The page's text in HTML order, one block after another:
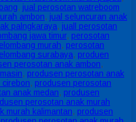
, jual perosotan watreboom
ambon, jual seluncuran anak
palngkaraya, juall perosotan
jawa timur, perosotan
murah, perosotan
surabaya, produen
perosotan anak ambon,
, produsen perosotan anak
, produsen perosotan
anak medan, produsen
perosotan anak murah
murah kalimantan, produsen